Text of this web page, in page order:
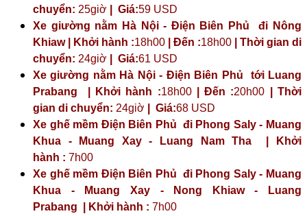
chuyển: 25giờ | Giá:59 USD
Xe giường nằm Hà Nội - Điện Biên Phủ đi Nông
Khiaw | Khởi hành :18h00 | Đến :18h00 | Thời gian di
chuyển: 24giờ | Giá:61 USD
Xe giường nằm Hà Nội - Điện Biên Phủ tới Luang
Prabang | Khởi hành :18h00| Đến :20h00 | Thời
gian di chuyển: 24giờ | Giá:68 USD
Xe ghế mềm Điện Biên Phủ đi Phong Saly - Muang
Khua - Muang Xay - Luang Nam Tha | Khởi
hành : 7h00
Xe ghế mềm Điện Biên Phủ đi Phong Saly - Muang
Khua - Muang Xay - Nong Khiaw - Luang
Prabang | Khởi hành : 7h00